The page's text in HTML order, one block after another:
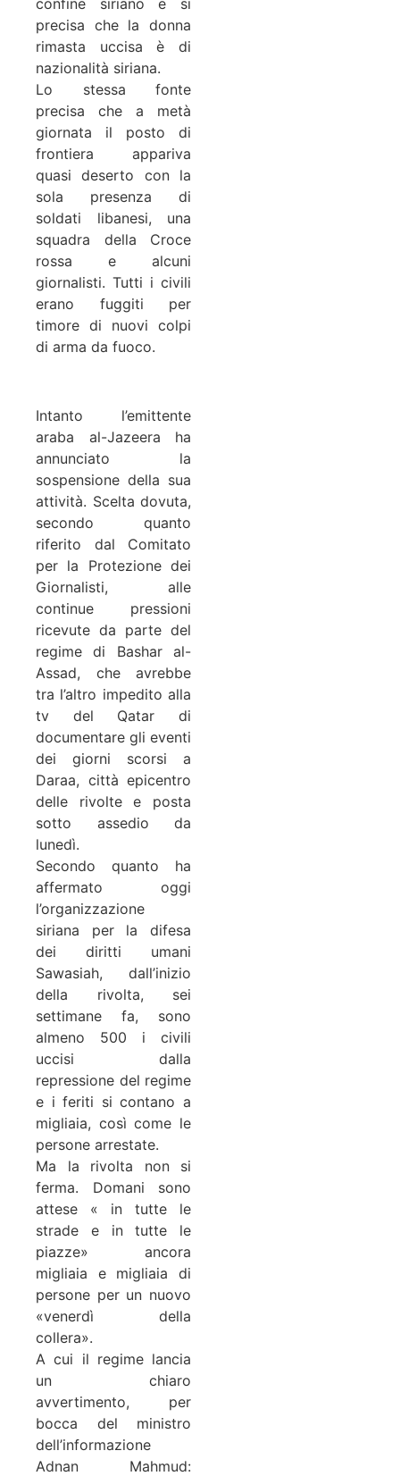
precisa che la donna
rimasta uccisa è di
nazionalità siriana.
Lo stessa fonte
precisa che a metà
giornata il posto di
frontiera appariva
quasi deserto con la
sola presenza di
soldati libanesi, una
squadra della Croce
rossa e alcuni
giornalisti. Tutti i civili
erano fuggiti per
timore di nuovi colpi
di arma da fuoco.
Intanto l’emittente
araba al-Jazeera ha
annunciato la
sospensione della sua
attività. Scelta dovuta,
secondo quanto
riferito dal Comitato
per la Protezione dei
Giornalisti, alle
continue pressioni
ricevute da parte del
regime di Bashar al-
Assad, che avrebbe
tra l’altro impedito alla
tv del Qatar di
documentare gli eventi
dei giorni scorsi a
Daraa, città epicentro
delle rivolte e posta
sotto assedio da
lunedì.
Secondo quanto ha
affermato oggi
l’organizzazione
siriana per la difesa
dei diritti umani
Sawasiah, dall’inizio
della rivolta, sei
settimane fa, sono
almeno 500 i civili
uccisi dalla
repressione del regime
e i feriti si contano a
migliaia, così come le
persone arrestate.
Ma la rivolta non si
ferma. Domani sono
attese « in tutte le
strade e in tutte le
piazze» ancora
migliaia e migliaia di
persone per un nuovo
«venerdì della
collera».
A cui il regime lancia
un chiaro
avvertimento, per
bocca del ministro
dell’informazione
Adnan Mahmud: